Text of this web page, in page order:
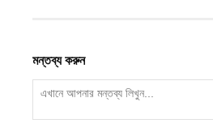
মন্তব্য করুন